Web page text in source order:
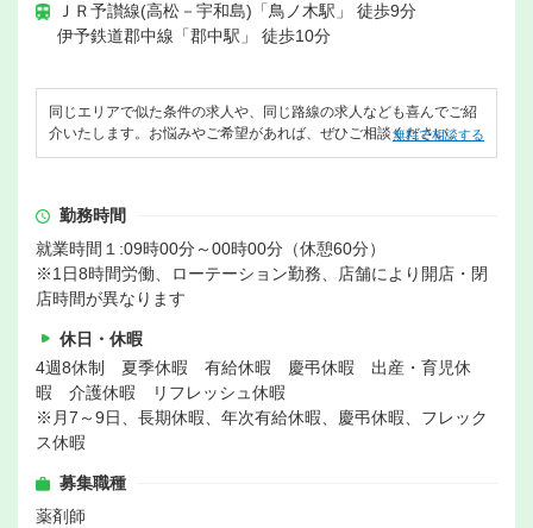
ＪＲ予讃線(高松－宇和島)「鳥ノ木駅」 徒歩9分
伊予鉄道郡中線「郡中駅」 徒歩10分
同じエリアで似た条件の求人や、同じ路線の求人なども喜んでご紹
介いたします。お悩みやご希望があれば、ぜひご相談ください。
無料で相談する
勤務時間
就業時間１:09時00分～00時00分（休憩60分）
※1日8時間労働、ローテーション勤務、店舗により開店・閉
店時間が異なります
休日・休暇
4週8休制 夏季休暇 有給休暇 慶弔休暇 出産・育児休
暇 介護休暇 リフレッシュ休暇
※月7～9日、長期休暇、年次有給休暇、慶弔休暇、フレック
ス休暇
募集職種
薬剤師